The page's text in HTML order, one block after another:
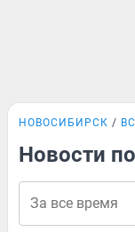
НОВОСИБИРСК
Новости